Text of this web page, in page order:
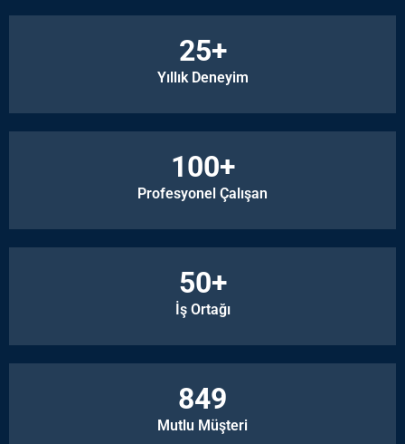
Yıllık Deneyim
25+
Profesyonel Çalışan
100+
İş Ortağı
50+
Mutlu Müşteri
850